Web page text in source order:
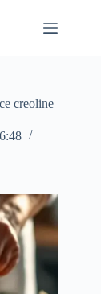
creoline